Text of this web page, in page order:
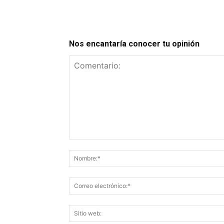
Nos encantaría conocer tu opinión